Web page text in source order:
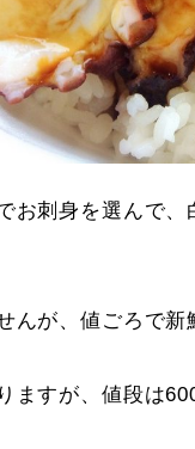
お刺身を選んで
んが、値ごろで新
ますが、値段は